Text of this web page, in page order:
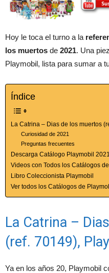
Hoy le toca el turno a la
los muertos de 2021. Una
Playmobil, lista para sumar a
Índice
La Catrina – Dias de los muertos
Curiosidad de 2021
Preguntas frecuentes
Descarga Catálogo Playmobil 2021
Videos con Todos los Catálogos
Libro Coleccionista Playmobil
Ver todos los Catálogos de
La Catrina –
(ref. 70149),
Ya en los años 20, Playmobil